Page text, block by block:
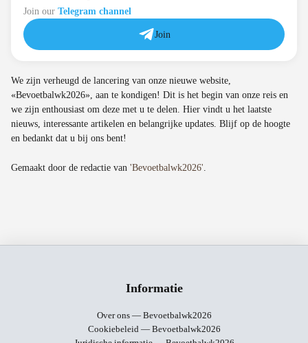
Join our Telegram channel
Join
We zijn verheugd de lancering van onze nieuwe website,
«Bevoetbalwk2026», aan te kondigen! Dit is het begin van onze reis en
we zijn enthousiast om deze met u te delen. Hier vindt u het laatste
nieuws, interessante artikelen en belangrijke updates. Blijf op de hoogte
en bedankt dat u bij ons bent!
Gemaakt door de redactie van 'Bevoetbalwk2026'
Informatie
Over ons — Bevoetbalwk2026
Cookiebeleid — Bevoetbalwk2026